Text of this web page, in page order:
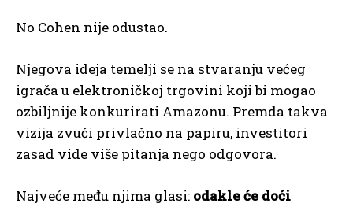
No Cohen nije odustao.
Njegova ideja temelji se na stvaranju većeg
igrača u elektroničkoj trgovini koji bi mogao
ozbiljnije konkurirati Amazonu. Premda takva
vizija zvuči privlačno na papiru, investitori
zasad vide više pitanja nego odgovora.
Najveće među njima glasi: odakle će doći